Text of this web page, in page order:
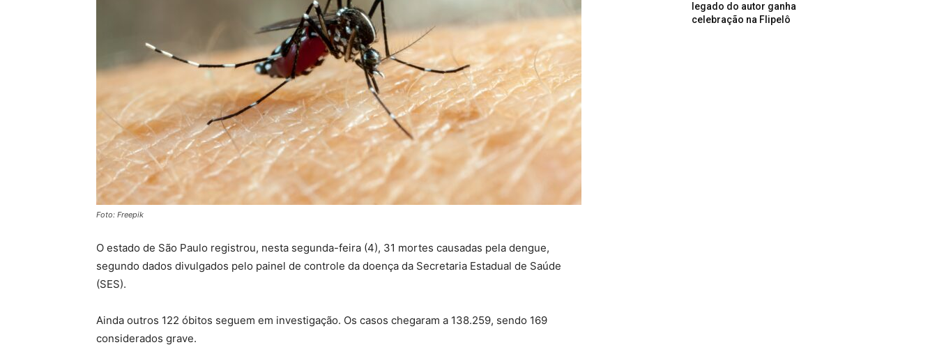
Foto: Freepik
O estado de São Paulo registrou, nesta segunda-feira (4), 31 mortes causadas pela dengue,
segundo dados divulgados pelo painel de controle da doença da Secretaria Estadual de Saúde
(SES).
Ainda outros 122 óbitos seguem em investigação. Os casos chegaram a 138.259, sendo 169
considerados grave.
legado do autor ganha
celebração na Flipelô